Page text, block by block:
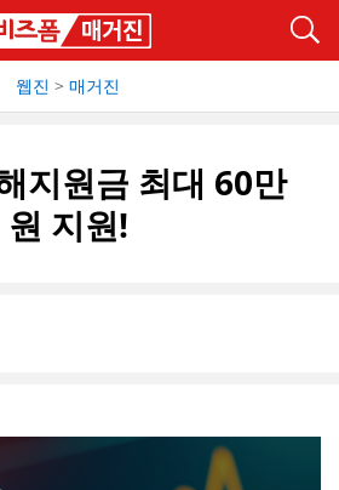
웹진 > 매거진
지원금 최대 60만
원 지원!